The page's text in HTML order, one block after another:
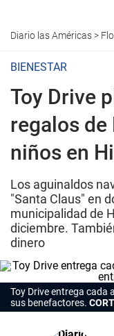
Diario las Américas>
BIENESTAR
Toy Drive
regalos de
niños en
Los aguinaldos
"Santa Claus" en
municipalidad de
diciembre.
dinero
Toy Drive entrega cada
sus benefactores.